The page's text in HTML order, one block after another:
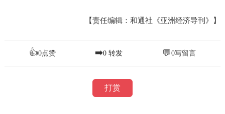
【责任编辑：和通社《亚洲经济导刊》】
👍0点赞 ➡️0 转发 💬0写留言
打赏